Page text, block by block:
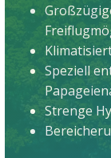
Speziell
Strenge